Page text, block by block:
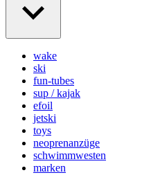
wake
ski
fun-tubes
sup / kajak
efoil
jetski
toys
neoprenanzüge
schwimmwesten
marken